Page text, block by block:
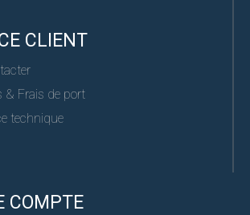
CLIENT
& Frais de port
technique
COMPTE